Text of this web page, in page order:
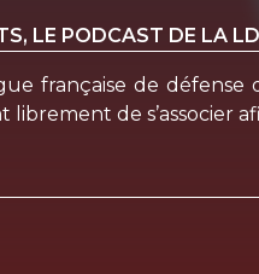
LE PODCAST DE LA
française de
librement de s’associer